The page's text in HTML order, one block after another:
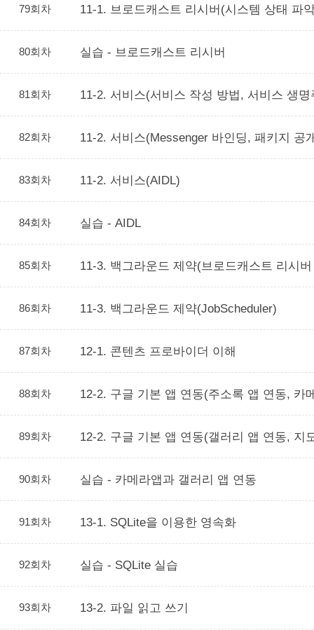
79회차 11-1. 브로드캐스트 리시버(시스템 상태 파
80회차 실습 - 브로드캐스트 리시버
81회차 11-2. 서비스(서비스 작성 방법, 서비스 생명
82회차 11-2. 서비스(Messenger 바인딩, 패키지 공
83회차 11-2. 서비스(AIDL)
84회차 실습 - AIDL
85회차 11-3. 백그라운드 제약(브로드캐스트 리시
86회차 11-3. 백그라운드 제약(JobScheduler)
87회차 12-1. 콘텐츠 프로바이더 이해
88회차 12-2. 구글 기본 앱 연동(주소록 앱 연동, 카
89회차 12-2. 구글 기본 앱 연동(갤러리 앱 연동, 지
90회차 실습 - 카메라앱과 갤러리 앱 연동
91회차 13-1. SQLite을 이용한 영속화
92회차 실습 - SQLite 실습
93회차 13-2. 파일 읽고 쓰기